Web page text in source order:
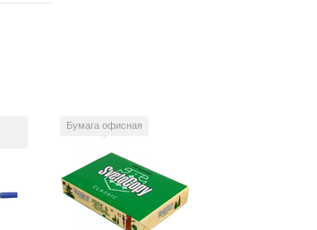
Бумага офисная